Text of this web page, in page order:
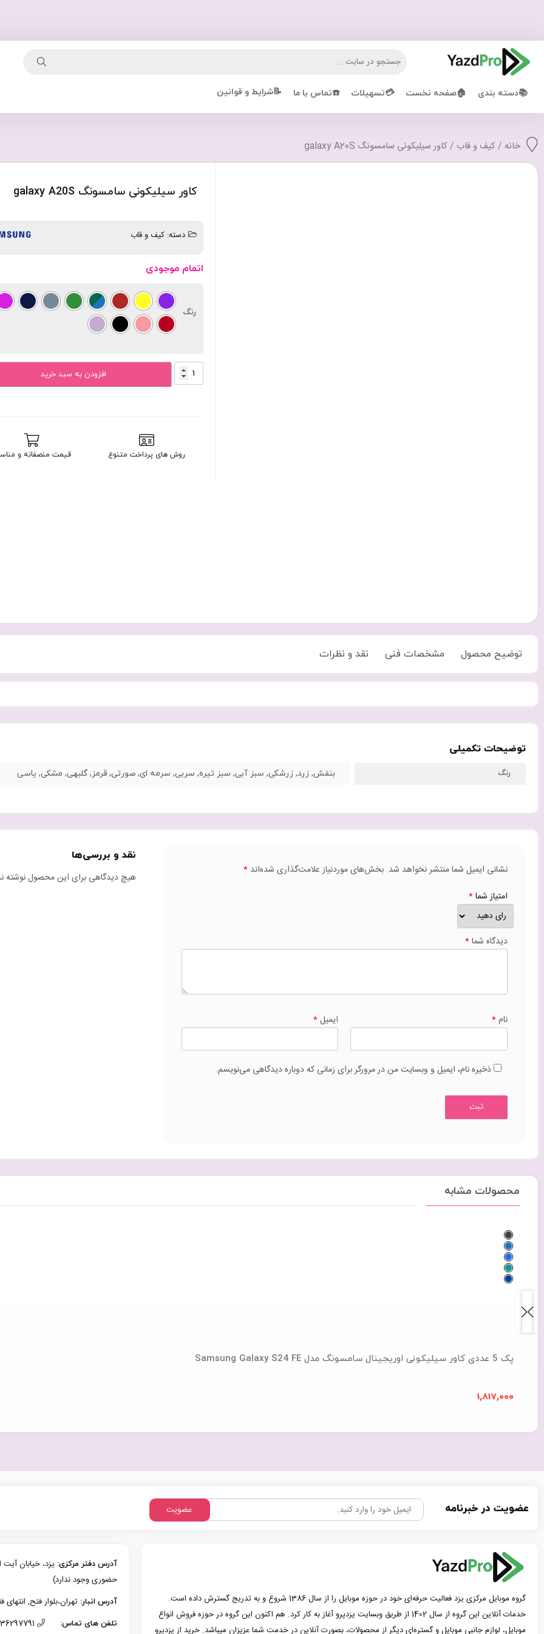
📚دسته بندی 🏠صفحه نخست 💳تسهیلات ☎️تماس با ما 📝شرایط و قوانین
خانه /کیف و قاب / کاور سیلیکونی سامسونگ galaxy A20S
کاور سیلیکونی سامسونگ galaxy A20S
دسته: کیف و قاب
اتمام موجودی
رنگ
کاور
سیلیکونی
افزودن به سبد خرید
روش های پرداخت متنوع قیمت منصفانه و
توضیح محصول مشخصات فنی نقد و نظرات
توضیحات تکمیلی
رنگ بنفش, زرد, زرشکی, سبز آبی, سبز تیره, سربی, سرمه ای, صورتی, قرمز, گلبهی, مشکی, یاسی
نقد و بررسی‌ها
هیچ دیدگاهی برای این محصول
نشانی ایمیل شما منتشر نخواهد شد. بخش‌های موردنیاز علامت‌گذاری شده‌اند *
امتیاز شما*
دیدگاه شما*
نام* ایمیل*
ذخیره نام، ایمیل و وبسایت من در مرورگر برای زمانی که دوباره دیدگاهی می‌نویسم.
محصولات مشابه
پک 5 عددی کاور سیلیکونی اوریجینال سامسونگ مدل Samsung Galaxy S24 FE
1,817,000
عضویت در خبرنامه عضویت
گروه موبایل مرکزی یزد فعالیت حرفه‌ای خود در حوزه موبایل را از سال 1386 شروع و به تدریج گسترش داده است.
خدمات آنلاین این گروه از سال 1402 از طریق وبسایت یزدپرو آغاز به کار کرد. هم اکنون این گروه در حوزه فروش انواع
موبایل، لوازم جانبی موبایل و گستره‌ای دیگر از محصولات، بصورت آنلاین در خدمت شما عزیزان میباشد. خرید از یزدپرو
آدرس دفتر مرکزی:
حضوری وجود ندارد)
آدرس انبار: تهران،بلوار فتح, انتهای فتح 13، پلاک 126 (امکان تحویل حضوری
تلفن های تماس: